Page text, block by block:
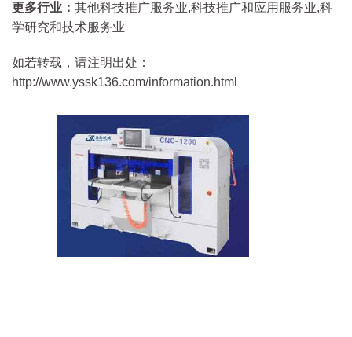
更多行业： 其他科技推广服务业,科技推广和应用服务业,科
学研究和技术服务业
如若转载，请注明出处：
http://www.yssk136.com/information.html